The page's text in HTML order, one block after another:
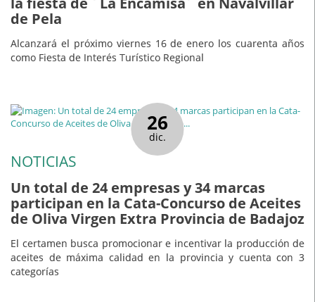
de Pela
Alcanzará el próximo viernes 16 de enero los cuarenta años
como Fiesta de Interés Turístico Regional
26
dic.
NOTICIAS
Un total de 24 empresas y 34 marcas
participan en la Cata-Concurso de Aceites
de Oliva Virgen Extra Provincia de Badajoz
El certamen busca promocionar e incentivar la producción de
aceites de máxima calidad en la provincia y cuenta con 3
categorías